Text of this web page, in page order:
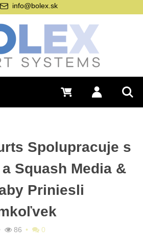
Prihlásiť sa
0 €
info@bolex.sk
Spolupracuje s
Squash Media &
Priniesli
86 0